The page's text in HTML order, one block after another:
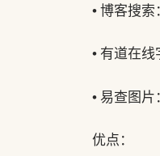
• 博客搜
• 有道在
• 易查图
优点：